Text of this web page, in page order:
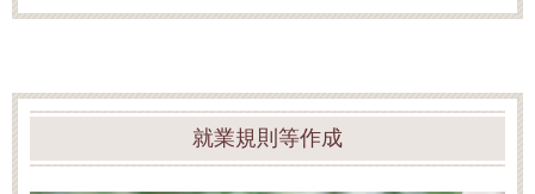
就業規則等作成